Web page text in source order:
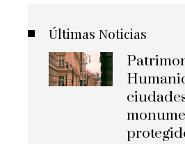
Últimas Noticias